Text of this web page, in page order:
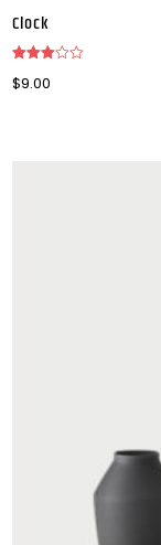
Clock
en3.00
$9.00